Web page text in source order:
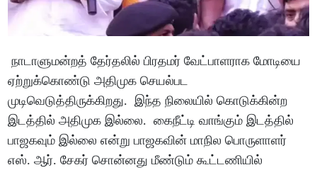
நாடாளுமன்றத் தேர்தலில் பிரதமர் வேட்பாளராக மோடியை
ஏற்றுக்கொண்டு அதிமுக செயல்பட
முடிவெடுத்திருக்கிறது. இந்த நிலையில் கொடுக்கின்ற
இடத்தில் அதிமுக இல்லை. கைநீட்டி வாங்கும் இடத்தில்
பாஜகவும் இல்லை என்று பாஜகவின் மாநில பொருளாளர்
எஸ். ஆர். சேகர் சொன்னது மீண்டும் கூட்டணியில்